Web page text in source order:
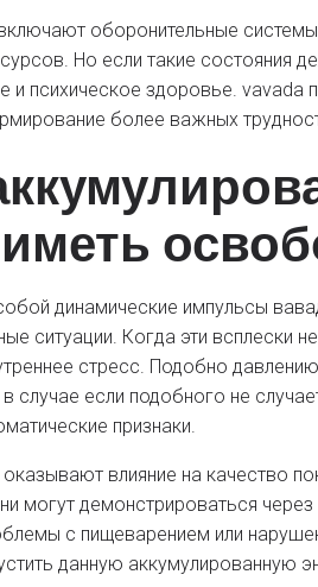
оборонительные
Но если такие состояния
и психическое здоровье.
более важных
динамические импульсы
ситуации. Когда эти всплески
стресс. Подобно
случае если подобного не
признаки.
влияние на качество
могут демонстрироваться
с пищеварением или
данную аккумулированную